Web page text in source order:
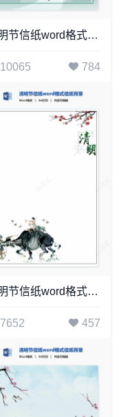
清明节信纸word格式信纸背景word模板电子信纸WPS(2)
10065 784
清明节信纸word格式信纸背景word模板电子信纸WPS(14)
7652 457